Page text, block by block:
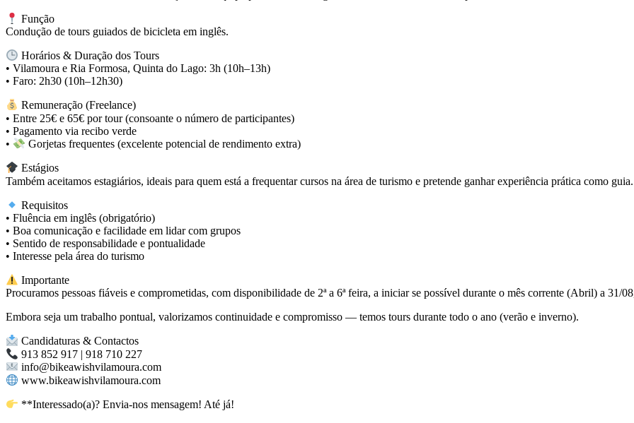
Função
Condução de tours guiados de bicicleta em inglês.
Horários & Duração dos Tours
• Vilamoura e Ria Formosa, Quinta do Lago: 3h (10h–13h)
• Faro: 2h30 (10h–12h30)
Remuneração (Freelance)
• Entre 25€ e 65€ por tour (consoante o número de participantes)
• Pagamento via recibo verde
•
Gorjetas frequentes (excelente potencial de rendimento extra)
Estágios
Também aceitamos estagiários, ideais para quem está a frequentar cursos na área de turismo e pretende ganhar experiência prática como guia.
Requisitos
• Fluência em inglês (obrigatório)
• Boa comunicação e facilidade em lidar com grupos
• Sentido de responsabilidade e pontualidade
• Interesse pela área do turismo
Importante
Procuramos pessoas fiáveis e comprometidas, com disponibilidade de 2ª a 6ª feira, a iniciar se possível durante o mês corrente (Abril) a 31/
Embora seja um trabalho pontual, valorizamos continuidade e compromisso — temos tours durante todo o ano (verão e inverno).
Candidaturas & Contactos
913 852 917 | 918 710 227
info@bikeawishvilamoura.com
www.bikeawishvilamoura.com
**Interessado(a)? Envia-nos mensagem! Até já!